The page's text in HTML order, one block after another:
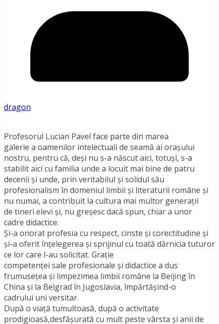
dragon
Profesorul Lucian Pavel face parte din marea
galerie a oamenilor intelectuali de seamă ai oraşului
nostru, pentru că, deşi nu s-a născut aici, totuşi, s-a
stabilit aici cu familia unde a locuit mai bine de patru
decenii şi unde, prin veritabilul şi solidul său
profesionalism în domeniul limbii şi literaturii române şi
nu numai, a contribuit la cultura mai multor generaţii
de tineri elevi şi, nu greşesc dacă spun, chiar a unor
cadre didactice.
Și-a onorat profesia cu respect, cinste şi corectitudine şi
şi-a oferit înţelegerea şi sprijinul cu toată dărnicia tuturor
ce lor care l-au solicitat. Graţie
competenţei sale profesionale şi didactice a dus
frumuseţea şi limpezimea limbii române la Beijing în
China şi la Belgrad în Jugoslavia, împărtăşind-o
cadrului uni versitar.
După o viaţă tumultoasă, după o activitate
prodigioasă,desfăşurată cu mult peste vârsta şi anii de